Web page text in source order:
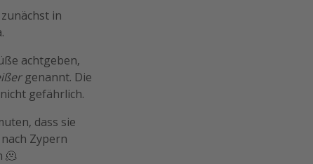
in
achtgeben,
genannt. Die
gefährlich.
dass sie
Zypern
🫠